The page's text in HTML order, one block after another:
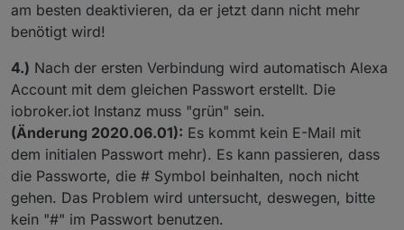
am besten deaktivieren, da er jetzt dann nicht mehr
benötigt wird!
4.) Nach der ersten Verbindung wird automatisch Alexa
Account mit dem gleichen Passwort erstellt. Die
iobroker.iot Instanz muss "grün" sein.
(Änderung 2020.06.01): Es kommt kein E-Mail mit
dem initialen Passwort mehr). Es kann passieren, dass
die Passworte, die # Symbol beinhalten, noch nicht
gehen. Das Problem wird untersucht, deswegen, bitte
kein "#" im Passwort benutzen.